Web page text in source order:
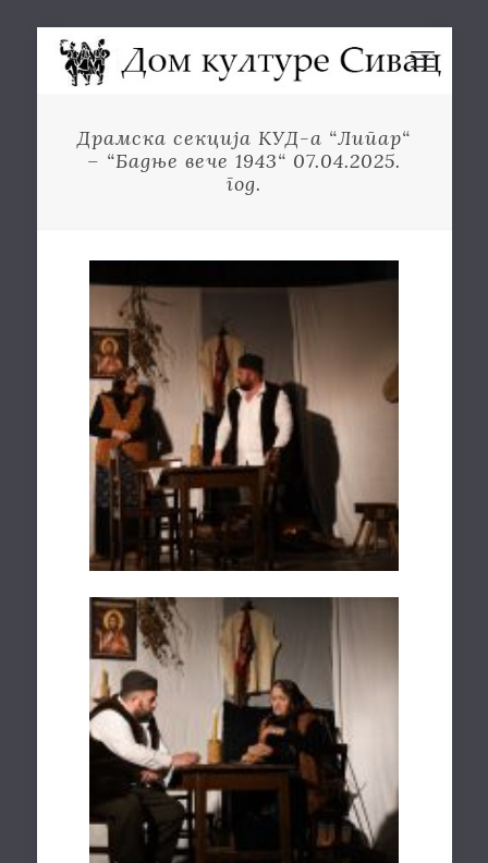
Драмска секција КУД-а “Липар“
– “Бадње вече 1943“ 07.04.2025.
год.